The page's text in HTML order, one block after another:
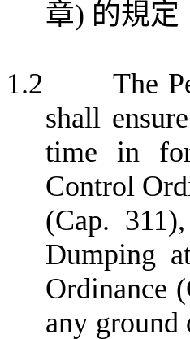
章) 的規定
1.2 The
shall ensure
time in
Control
(Cap. 311),
Dumping
Ordinance
any ground